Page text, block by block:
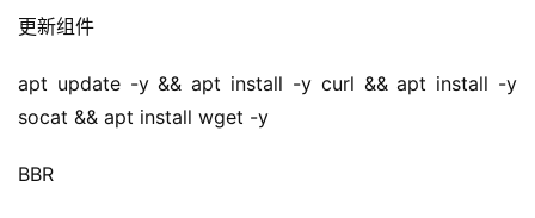
更新组件
apt update -y && apt install -y curl && apt install -y
socat && apt install wget -y
BBR